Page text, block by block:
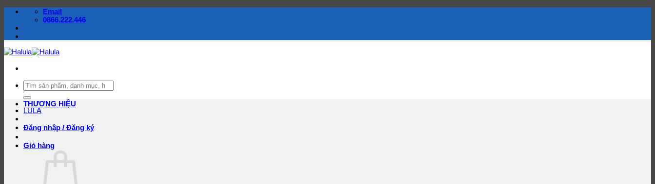
dung
Email
0866.222.446
Tìm
kiếm:
LULA
Đăng nhập / Đăng ký
Giỏ hàng
THƯƠNG HIỆU